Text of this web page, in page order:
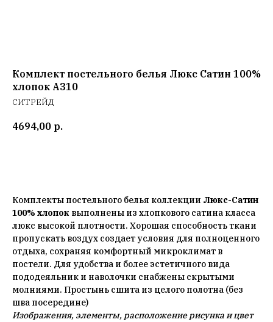
Комплект постельного белья Люкс Сатин 100%
хлопок A310
СИТРЕЙД
4694,00 р.
Комплекты постельного белья коллекции Люкс-Сатин
100% хлопок выполнены из хлопкового сатина класса
люкс высокой плотности. Хорошая способность ткани
пропускать воздух создает условия для полноценного
отдыха, сохраняя комфортный микроклимат в
постели. Для удобства и более эстетичного вида
пододеяльник и наволочки снабжены скрытыми
молниями. Простынь сшита из целого полотна (без
шва посередине)
Изображения, элементы, расположение рисунка и цвет